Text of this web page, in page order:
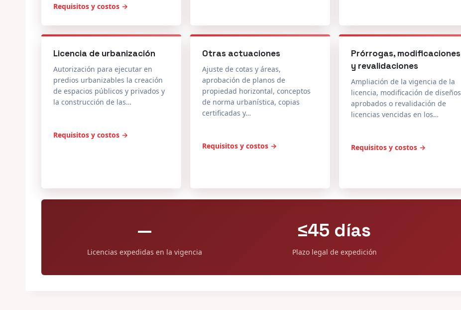
Requisitos y costos →
Licencia de urbanización
Autorización para ejecutar en
predios urbanizables la creación
de espacios públicos y privados y
la construcción de las…
Requisitos y costos →
Otras actuaciones
Ajuste de cotas y áreas,
aprobación de planos de
propiedad horizontal, conceptos
de norma urbanística, copias
certificadas y…
Requisitos y costos →
Prórrogas, modificaciones
y revalidaciones
Ampliación de la vigencia de la
licencia, modificación de diseños
aprobados o revalidación de
licencias vencidas en los…
Requisitos y costos →
—
Licencias expedidas en la vigencia
≤45 días
Plazo legal de expedición